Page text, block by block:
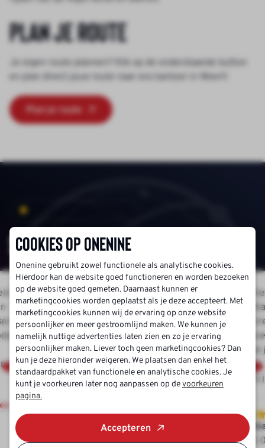
Plan je route
Je eigen route plannen? Klik op de onderstaande button
en plan direct jouw route naar ons kantoor in Weert!
Plan je route
Succesverhalen
Goed geholpen naar een nieuwe
baan. Bij 2 goed geselecteerde
vacatures op sollicitatie gegaan en
daarvan voor mij de beste uit
kunnen kiezen. Bedankt Luuk en
Ferdi!
30-06-2026
Ik
05-
ze
Cookies op Onenine
Onenine gebruikt zowel functionele als analytische cookies.
Hierdoor kan de website goed functioneren en worden bezoeken
op de website goed gemeten. Daarnaast kunnen er
marketingcookies worden geplaatst als je deze accepteert. Met
marketingcookies kunnen wij de ervaring op onze website
persoonlijker en meer gestroomlijnd maken. We kunnen je
namelijk nuttige advertenties laten zien en zo je ervaring
persoonlijker maken. Liever toch geen marketingcookies? Dan
kun je deze hieronder weigeren. We plaatsen dan enkel het
standaardpakket van functionele en analytische cookies. Je
kunt je voorkeuren later nog aanpassen op devoorkeuren
pagina.
Accepteren